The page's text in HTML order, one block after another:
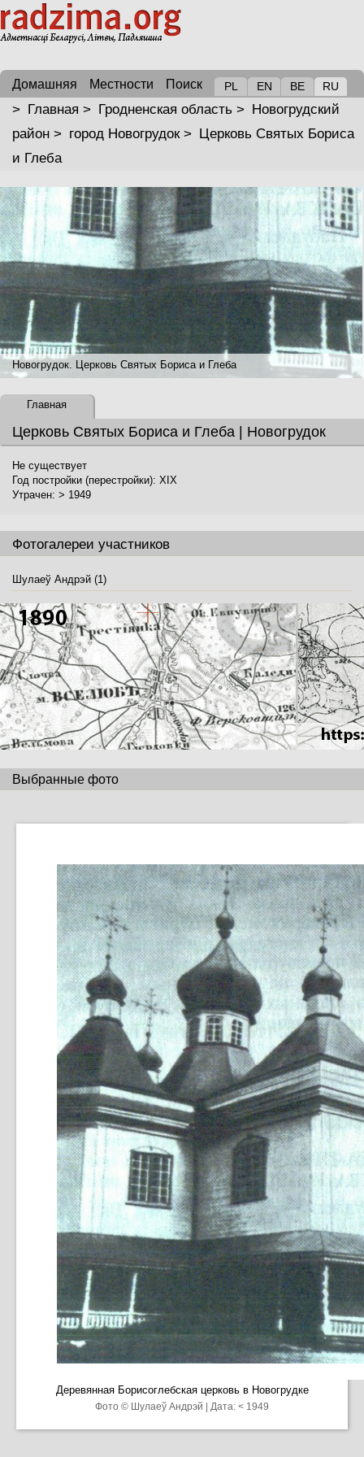
PL EN BE RU
Домашняя Местности Поиск
> Главная > Гродненская область > Новогрудский
район > город Новогрудок> Церковь Святых Бориса
и Глеба
Новогрудок. Церковь Святых Бориса и Глеба
Церковь Святых Бориса и Глеба | Новогрудок
Главная
Не существует
Год постройки (перестройки): XIX
Утрачен: > 1949
Фотогалереи участников
Шулаеў Андрэй (1)
Выбранные фото
Деревянная Борисоглебская церковь в Новогрудке
Фото © Шулаеў Андрэй | Дата: < 1949